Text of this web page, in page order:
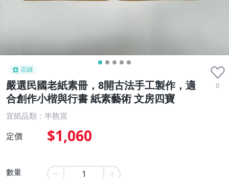
店鋪
嚴選民國老紙素冊，8開古法手工製作，適
合創作小楷與行書 紙素藝術 文房四寶
0
宣紙品類：半熟宣
定價 $1,060
數量